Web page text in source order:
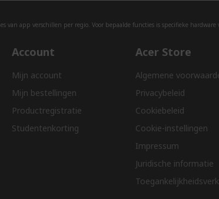
app verschillen per regio. Voor bepaalde functies is specifieke hardware
Account
Mijn account
Mijn bestellingen
Productregistratie
Studentenkorting
Acer Store
Algemene
Privacybeleid
Cookiebeleid
Cookie-instellingen
Impressum
Juridische informatie